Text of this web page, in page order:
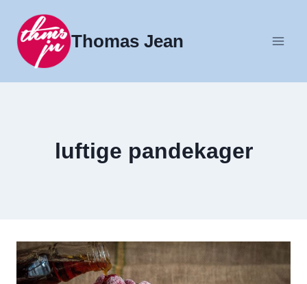
indhold
Thomas Jean
luftige pandekager